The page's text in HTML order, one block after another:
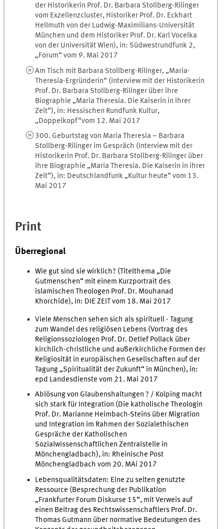
der Historikerin Prof. Dr. Barbara Stollberg-Rilinger
vom Exzellenzcluster, Historiker Prof. Dr. Eckhart
Hellmuth von der Ludwig-Maximilians-Universität
München und dem Historiker Prof. Dr. Karl Vocelka
von der Universität Wien), in: Südwestrundfunk 2,
„Forum“ vom 9. Mai 2017
Am Tisch mit Barbara Stollberg-Rilinger, „Maria-
Theresia-Ergründerin“ (Interview mit der Historikerin
Prof. Dr. Barbara Stollberg-Rilinger über ihre
Biographie „Maria Theresia. Die Kaiserin in ihrer
Zeit“), in: Hessischen Rundfunk Kultur,
„Doppelkopf“vom 12. Mai 2017
300. Geburtstag von Maria Theresia – Barbara
Stollberg-Rilinger im Gespräch (Interview mit der
Historikerin Prof. Dr. Barbara Stollberg-Rilinger über
ihre Biographie „Maria Theresia. Die Kaiserin in ihrer
Zeit“), in: Deutschlandfunk „Kultur heute“ vom 13.
Mai 2017
Print
Überregional
Wie gut sind sie wirklich? (Titelthema „Die
Gutmenschen“ mit einem Kurzportrait des
islamischen Theologen Prof. Dr. Mouhanad
Khorchide), in: DIE ZEIT vom 18. Mai 2017
Viele Menschen sehen sich als spirituell - Tagung
zum Wandel des religiösen Lebens (Vortrag des
Religionssoziologen Prof. Dr. Detlef Pollack über
kirchlich-christliche und außerkirchliche Formen der
Religiosität in europäischen Gesellschaften auf der
Tagung „Spiritualität der Zukunft“ in München), in:
epd Landesdienste vom 21. Mai 2017
Ablösung von Glaubenshaltungen ? / Kolping macht
sich stark für Integration (Die katholische Theologin
Prof. Dr. Marianne Heimbach-Steins über Migration
und Integration im Rahmen der Sozialethischen
Gespräche der Katholischen
Sozialwissenschaftlichen Zentralstelle in
Mönchengladbach), in: Rheinische Post
Mönchengladbach vom 20. MAi 2017
Lebensqualitätsdaten: Eine zu selten genutzte
Ressource (Besprechung der Publikation
„Frankfurter Forum Diskurse 15“, mit Verweis auf
einen Beitrag des Rechtswissenschaftlers Prof. Dr.
Thomas Gutmann über normative Bedeutungen des